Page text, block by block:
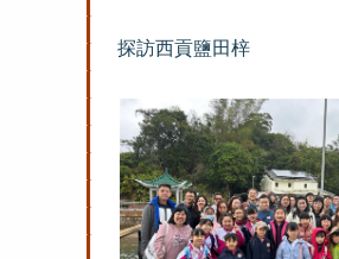
探訪西貢鹽田梓